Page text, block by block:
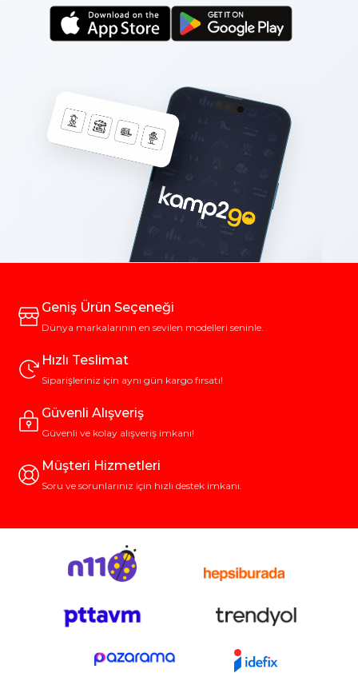
Geniş Ürün Seçeneği
Dünya markalarının en sevilen modelleri seninle.
Hızlı Teslimat
Siparişleriniz için aynı gün kargo fırsatı!
Güvenli Alışveriş
Güvenli ve kolay alışveriş imkanı!
Müşteri Hizmetleri
Soru ve sorunlarınız için hızlı destek imkanı.